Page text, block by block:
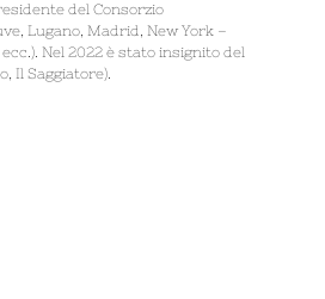
del Consorzio
Lugano, Madrid, New York –
Nel 2022 è stato insignito del
Il Saggiatore).